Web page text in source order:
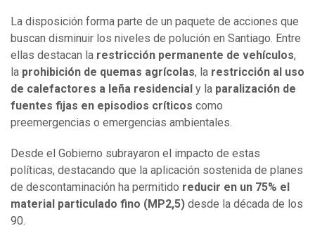
La disposición forma parte de un paquete de acciones que
buscan disminuir los niveles de polución en Santiago. Entre
ellas destacan la restricción permanente de vehículos,
la prohibición de quemas agrícolas, la restricción al uso
de calefactores a leña residencial y la paralización de
fuentes fijas en episodios críticos como
preemergencias o emergencias ambientales.
Desde el Gobierno subrayaron el impacto de estas
políticas, destacando que la aplicación sostenida de planes
de descontaminación ha permitido reducir en un 75% el
material particulado fino (MP2,5) desde la década de los
90.